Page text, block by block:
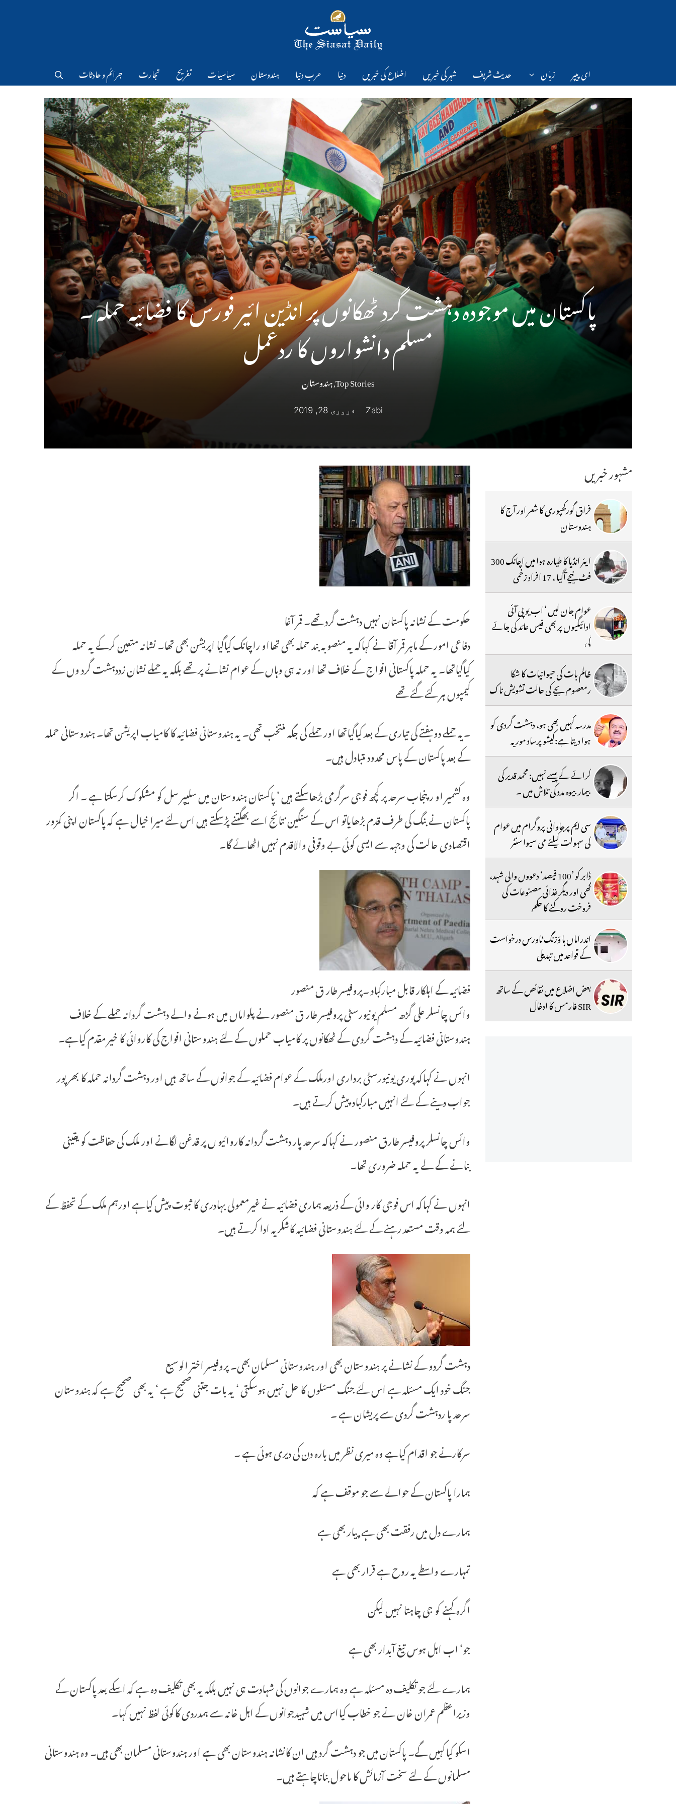
ای پیپر زبان حدیث شریف شہر کی خبریں اضلاع کی خبریں دنیا عرب دنیا ہندوستان سیاسیات تفریح تجارت جرائم و حادثات
پاکستان میں موجودہ دہشت گرد ٹھکانوں پر انڈین ائیر فورس کا فضائیہ حملہ ۔
مسلم دانشواروں کا ردعمل
Top Stories
,ہندوستان
Zabi فروری 28, 2019
حکومت کے نشانہ پاکستان نہیں دہشت گرد تھے۔ قمر آغا
دفاعی امور کے ماہر قمر آقا نے کہاکہ یہ منصوبہ بند حملہ بھی تھااو راچانک کیاگیا اپریشن بھی تھا۔ نشانہ متعین کرکے یہ حملہ
کیاگیاتھا۔ یہ حملہ پاکستانی افواج کے خلاف تھا اور نہ ہی وہاں کے عوام نشانے پر تھے بلکہ یہ حملے نشان زددہشت گرد وں کے
کیمپوں ہر کئے گئے تھے
۔یہ حملے دوہفتے کی تیاری کے بعد کیاگیاتھا اور حملے کی جگہ منتخب تھی۔ یہ ہندوستانی فضائیہ کا کامیاب اپریشن تھا۔ ہندوستانی حملہ
کے بعد پاکستان کے پاس محدود متبادل ہیں۔
وہ کشمیر او رپنجاب سرحد پر کچھ فوجی سرگرمی بڑھاسکتے ہیں ‘ پاکستان ہندوستان میں سلیپر سل کو مشکوک کرسکتا ہے ۔ اگر
پاکستان نے بنگ کی طرف قدم بڑھایاتو اس کے سنگین نتائج اسے بھگتنے پڑسکتے ہیں اس لئے میرا خیال ہے کہ پاکستان اپنی کمزور
اقتصادی حالت کی وجہہ سے ایسی کوئی بے وقوفی والاقدم نہیں اٹھائے گا۔
فضائیہ کے اہلکار قابل مبارکباد ۔پروفیسر طار ق منصور
وائس چانسلر علی گڑھ مسلم یونیورسٹی پروفیسر طار ق منصور نے پلواماں میں ہونے والے دہشت گردانہ حملے کے خلاف
ہندوستانی فضائیہ کے دہشت گردی کے ٹھکانوں پر کامیاب حملوں کے لئے ہندوستانی افواج کی کاروائی کا خیر مقدم کیاہے۔
انہوں نے کہاکہ پوری یونیورسٹی برداری اورملک کے عوام فضائیہ کے جوانوں کے ساتھ ہیں اور دہشت گردانہ حملہ کا بھر پور
جواب دینے کے لئے انہیں مبارکباد پیش کرتے ہیں۔
وائس چانسلر پروفیسر طارق منصور نے کہاکہ سرحد پار دہشت گردانہ کاروائیو ں پر قدغن لگانے اور ملک کی حفاظت کو یقینی
بنانے کے لے یہ حملہ ضروری تھا۔
انہوں نے کہاکہ اس فوجی کار وائی کے ذریعہ ہماری فضائیہ نے غیرمعمولی بہادری کا ثبوت پیش کیاہے اورہم ملک کے تحفظ کے
لئے ہمہ وقت مستعد رہنے کے لئے ہندوستانی فضائیہ کاشکریہ ادا کرتے ہیں۔
دہشت گردو کے نشانے پر ہندوستان بھی اور ہندوستانی مسلمان بھی۔ پروفیسر اختر الوسیع
جنگ خود ایک مسئلہ ہے اس لئے جنگ مسئلوں کا حل نہیں ہوسکتی ‘ یہ بات جتنی صحیح ہے ‘ یہ بھی صحیح ہے کہ ہندوستان
سرحد پا ردہشت گردی سے پریشان ہے ۔
سرکارنے جو اقدام کیاہے وہ میری نظر میں بارہ دن کی دیری ہوئی ہے ۔
ہمارا پاکستان کے حوالے سے جو موقف ہے کہ
ہمارے دل میں رفقت بھی ہے پیار بھی ہے
تمہارے واسطے یہ روح ہے قرار بھی ہے
اگرہ کہنے کو جی چاہتا نہیں لیکن
جو‘ اب اہل ہوس تیغ آبدار بھی ہے
ہمارے لئے جو تکلیف دہ مسئلہ ہے وہ ہمارے جوانوں کی شہادت ہی نہیں بلکہ یہ بھی تکلیف دہ ہے کہ اسکے بعد پاکستان کے
وزیراعظم عمران خان نے جو خطاب کیااس میں شہیدجوانوں کے اہل خانہ سے ہمدردی کاکوئی لفظ نہیں کہا۔
اسکو کیاکہیں گے۔ پاکستان میں جو دہشت گرد ہیں ان کانشانہ ہندوستان بھی ہے اور ہندوستانی مسلمان بھی ہیں۔ وہ ہندوستانی
مسلمانوں کے لئے سخت آزمائش کا ماحول بناناچاہتے ہیں۔
مشہور خبریں
فراق گورکھپوری کا شعر اور آج کا
ہندوستان
ایئر انڈیا کا طیارہ ہوا میں اچانک 300
فٹ نیچے آگیا ، 17 افراد زخمی
عوام جان لیں ‘ اب یو پی آئی
ادائیگیوں پر بھی فیس عائد کی جائے
گی
ظالم بات کی حیوانیات کا شکا
رمعصوم بچے کی حالت تشویش ناک
مدرسہ کہیں بھی ہو، دہشت گردی کو
ہوا دیتا ہے:کیشو پرساد موریہ
کرائے کے پیسے نہیں: محمد قدیر کی
بیمار بیوہ مدد کی تلاش میں ۔
سی ایم پرجاوانی پروگرام میں عوام
کی سہولت کیلئے می سیوا سنٹر
ڈابر کو ’100 فیصد‘ دعووں والی شہد،
گھی اور دیگر غذائی مصنوعات کی
فروخت روکنے کا حکم
اندراماں ہا ؤزنگ ٹاورس درخواست
کے قواعد میں تبدیلی
بعض اضلاع میں نقائص کے ساتھ
SIR فارمس کا ادخال